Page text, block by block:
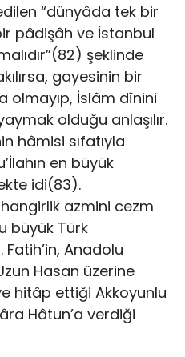
“dünyâda tek bir
pâdişâh ve İstanbul
şeklinde
gayesinin bir
İslâm dînini
olduğu anlaşılır.
hâmisi sıfatıyla
en büyük
idi(83).
azmini cezm
büyük Türk
Anadolu
Hasan üzerine
hitâp ettiği Akkoyunlu
Hâtun’a verdiği